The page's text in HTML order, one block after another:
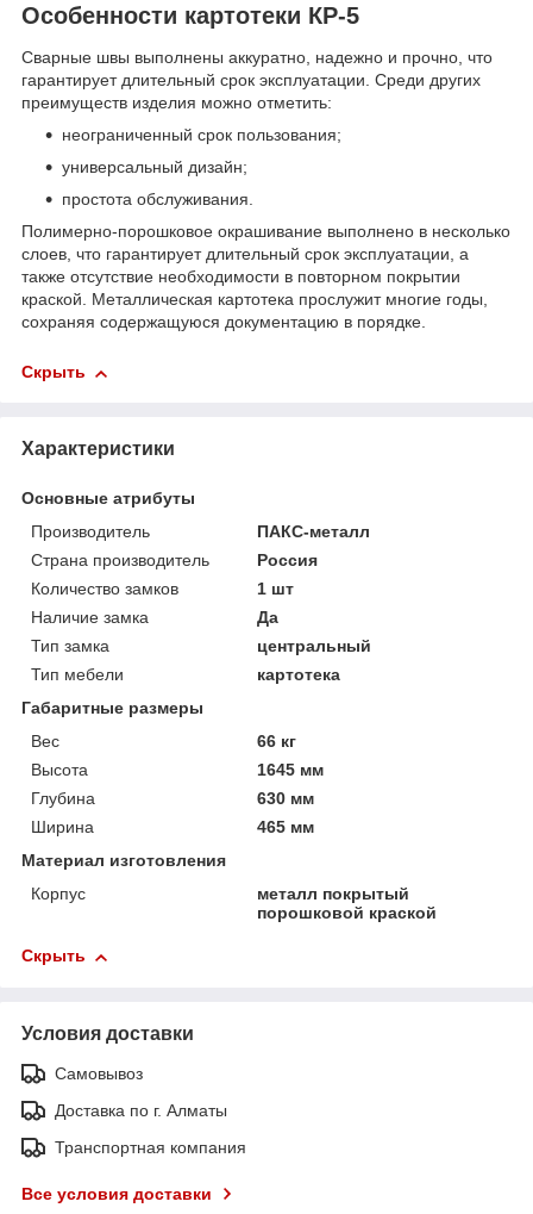
Особенности картотеки КР-5
Сварные швы выполнены аккуратно, надежно и прочно, что
гарантирует длительный срок эксплуатации. Среди других
преимуществ изделия можно отметить:
неограниченный срок пользования;
универсальный дизайн;
простота обслуживания.
Полимерно-порошковое окрашивание выполнено в несколько
слоев, что гарантирует длительный срок эксплуатации, а
также отсутствие необходимости в повторном покрытии
краской. Металлическая картотека прослужит многие годы,
сохраняя содержащуюся документацию в порядке.
Скрыть
Характеристики
Основные атрибуты
Производитель
ПАКС-металл
Страна производитель
Россия
Количество замков
1 шт
Наличие замка
Да
Тип замка
центральный
Тип мебели
картотека
Габаритные размеры
Вес
66 кг
Высота
1645 мм
Глубина
630 мм
Ширина
465 мм
Материал изготовления
Корпус
металл покрытый
порошковой краской
Скрыть
Условия доставки
Самовывоз
Доставка по г. Алматы
Транспортная компания
Все условия доставки